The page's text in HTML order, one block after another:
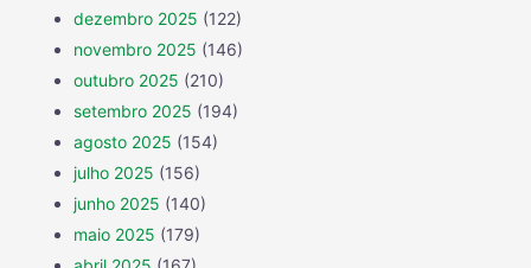
dezembro 2025 (122)
novembro 2025 (146)
outubro 2025 (210)
setembro 2025 (194)
agosto 2025 (154)
julho 2025 (156)
junho 2025 (140)
maio 2025 (179)